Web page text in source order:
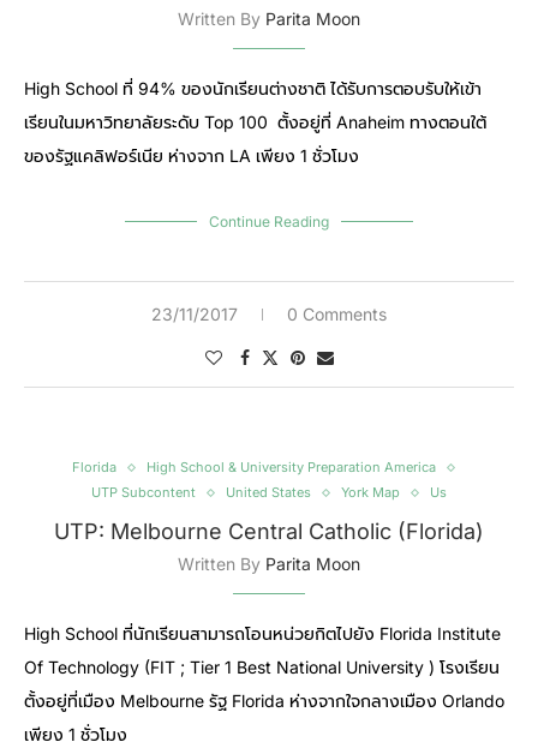
Written By Parita Moon
High School ที่ 94% ของนักเรียนต่างชาติ ได้รับการตอบรับให้เข้า
เรียนในมหาวิทยาลัยระดับ Top 100 ตั้งอยู่ที่ Anaheim ทางตอนใต้
ของรัฐแคลิฟอร์เนีย ห่างจาก LA เพียง 1 ชั่วโมง
Continue Reading
23/11/2017 0 Comments
Florida
High School & University Preparation America
UTP Subcontent
United States York Map Us
UTP: Melbourne Central Catholic (Florida)
Written By Parita Moon
High School ที่นักเรียนสามารถโอนหน่วยกิตไปยัง Florida Institute
Of Technology (FIT ; Tier 1 Best National University ) โรงเรียน
ตั้งอยู่ที่เมือง Melbourne รัฐ Florida ห่างจากใจกลางเมือง Orlando
เพียง 1 ชั่วโมง